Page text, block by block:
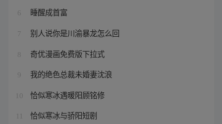
6 睡醒成首富
7 别人说你是川渝暴龙怎么回
8 奇优漫画免费版下拉式
9 我的绝色总裁未婚妻沈浪
10 恰似寒冰遇暖阳顾铭修
恰似寒冰与骄阳短剧